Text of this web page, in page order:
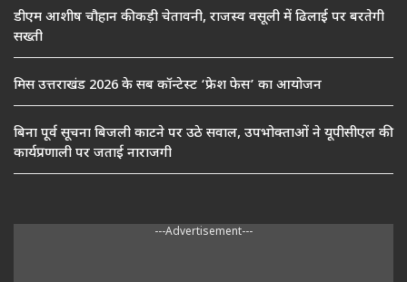
डीएम आशीष चौहान की कड़ी चेतावनी, राजस्व वसूली में ढिलाई पर बरतेगी
सख्ती
मिस उत्तराखंड 2026 के सब कॉन्टेस्ट ‘फ्रेश फेस’ का आयोजन
बिना पूर्व सूचना बिजली काटने पर उठे सवाल, उपभोक्ताओं ने यूपीसीएल की
कार्यप्रणाली पर जताई नाराजगी
---Advertisement---